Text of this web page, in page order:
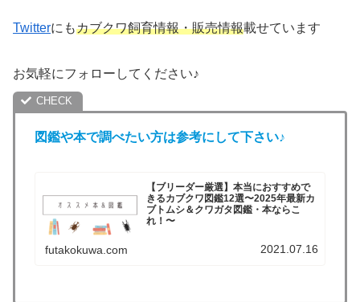
Twitterにもカブクワ飼育情報・販売情報載せています
お気軽にフォローしてください♪
図鑑や本で調べたい方は参考にして下さい♪
【ブリーダー厳選】本当におすすめで
きるカブクワ図鑑12選〜2025年最新カ
ブトムシ＆クワガタ図鑑・本ならこ
れ！〜
futakokuwa.com 2021.07.16